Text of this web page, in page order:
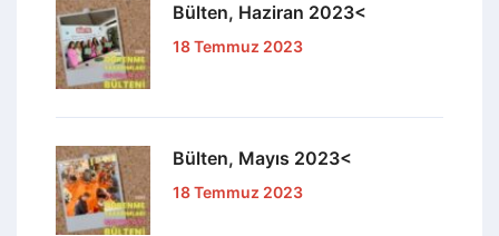
Bülten, Haziran 2023<
18 Temmuz 2023
Bülten, Mayıs 2023<
18 Temmuz 2023